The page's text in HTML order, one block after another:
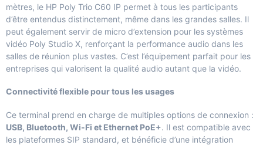
mètres, le HP Poly Trio C60 IP permet à tous les participants
d’être entendus distinctement, même dans les grandes salles. Il
peut également servir de micro d’extension pour les systèmes
vidéo Poly Studio X, renforçant la performance audio dans les
salles de réunion plus vastes. C’est l’équipement parfait pour les
entreprises qui valorisent la qualité audio autant que la vidéo.
Connectivité flexible pour tous les usages
Ce terminal prend en charge de multiples options de connexion :
USB, Bluetooth, Wi-Fi et Ethernet PoE+. Il est compatible avec
les plateformes SIP standard, et bénéficie d’une intégration